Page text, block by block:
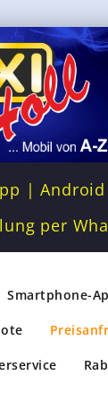
|
per
Smartphone-